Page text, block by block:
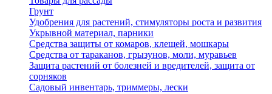
Грунт
Удобрения для растений, стимуляторы роста и развития
Укрывной материал, парники
Средства защиты от комаров, клещей, мошкары
Средства от тараканов, грызунов, моли, муравьев
Защита растений от болезней и вредителей, защита от
сорняков
Садовый инвентарь, триммеры, лески